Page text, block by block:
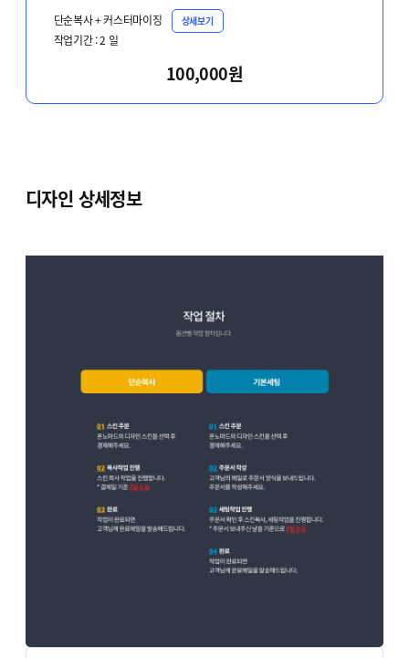
단순복사 + 커스터마이징 상세보기
작업기간 :2 일
100,000원
디자인 상세정보